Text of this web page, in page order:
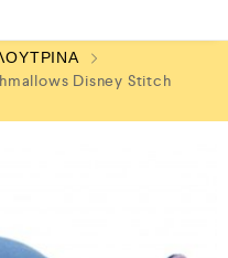
Disney Stitch